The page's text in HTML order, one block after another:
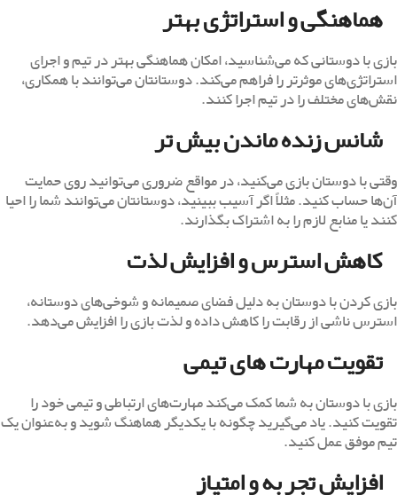
هماهنگی و استراتژی بهتر
بازی با دوستانی که می‌شناسید، امکان هماهنگی بهتر در تیم و اجرای
استراتژی‌های موثرتر را فراهم می‌کند. دوستانتان می‌توانند با همکاری،
نقش‌های مختلف را در تیم اجرا کنند.
شانس زنده ماندن بیش تر
وقتی با دوستان بازی می‌کنید، در مواقع ضروری می‌توانید روی حمایت
آن‌ها حساب کنید. مثلاً اگر آسیب ببینید، دوستانتان می‌توانند شما را احیا
کنند یا منابع لازم را به اشتراک بگذارند.
کاهش استرس و افزایش لذت
بازی کردن با دوستان به دلیل فضای صمیمانه و شوخی‌های دوستانه،
استرس ناشی از رقابت را کاهش داده و لذت بازی را افزایش می‌دهد.
تقویت مهارت ‌های تیمی
بازی با دوستان به شما کمک می‌کند مهارت‌های ارتباطی و تیمی خود را
تقویت کنید. یاد می‌گیرید چگونه با یکدیگر هماهنگ شوید و به‌عنوان یک
تیم موفق عمل کنید.
افزایش تجربه و امتیاز